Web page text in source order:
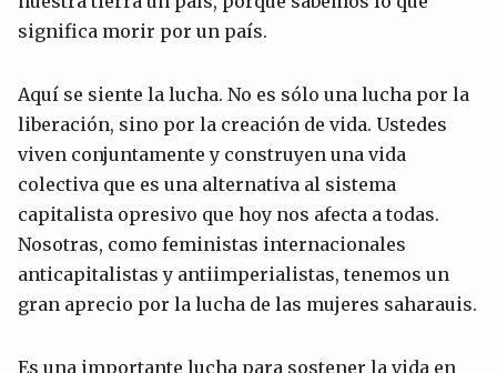
significa morir por un país.
Aquí se siente la lucha. No es sólo una lucha por la
liberación, sino por la creación de vida. Ustedes
viven conjuntamente y construyen una vida
colectiva que es una alternativa al sistema
capitalista opresivo que hoy nos afecta a todas.
Nosotras, como feministas internacionales
anticapitalistas y antiimperialistas, tenemos un
gran aprecio por la lucha de las mujeres saharauis.
Es una importante lucha para sostener la vida en